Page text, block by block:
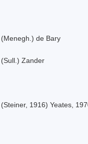
(Menegh.) de Bary
(Sull.) Zander
(Steiner, 1916) Yeates,